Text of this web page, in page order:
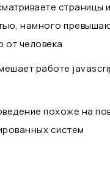
страницы
намного
человека
работе
похоже на
систем